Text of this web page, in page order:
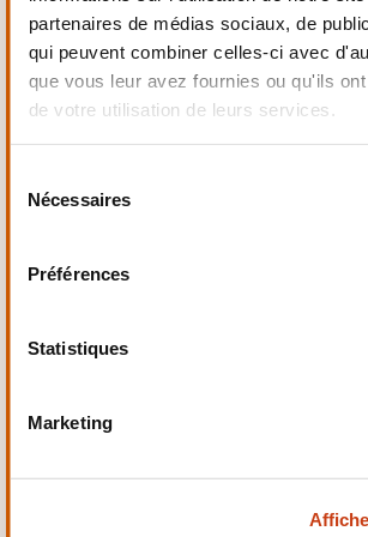
partenaires de médias sociaux, de
qui peuvent combiner celles-ci avec
que vous leur avez fournies ou qu'ils
de votre utilisation de leurs services.
Nécessaires
Préférences
Statistiques
Marketing
Mécanique,
Electrotechnique,
Automatismes